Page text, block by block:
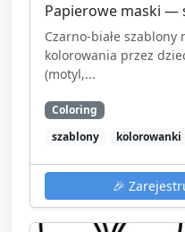
Papierowe maski —
Czarno-białe
kolorowania przez
(motyl,...
Coloring
szablony
kolorowanki
🎉